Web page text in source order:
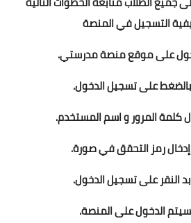
التسجيل في المنصة
على موقع منصة مدرستي.
بالضغط على تسجيل الدخول.
كلمة المرور و اسم المستخدم.
إدخال رمز التحقق في صورة.
النقر على تسجيل الدخول.
الدخول على المنصة.